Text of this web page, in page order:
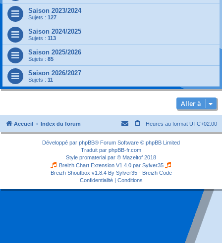
Saison 2023/2024
Sujets : 127
Saison 2024/2025
Sujets : 113
Saison 2025/2026
Sujets : 85
Saison 2026/2027
Sujets : 11
Aller à
Accueil Index du forum Heures au format UTC+02:00
Développé par phpBB® Forum Software © phpBB Limited
Traduit par phpBB-fr.com
Style promaterial par © Mazeltof 2018
Breizh Chart Extension V1.4.0 par Sylver35
Breizh Shoutbox v1.8.4 By Sylver35 - Breizh Code
Confidentialité| Conditions